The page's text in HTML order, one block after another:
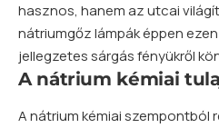
hasznos, hanem az utcai
nátriumgőz lámpák éppen
jellegzetes sárgás fényükről
A nátrium kémiai
A nátrium kémiai szempontból